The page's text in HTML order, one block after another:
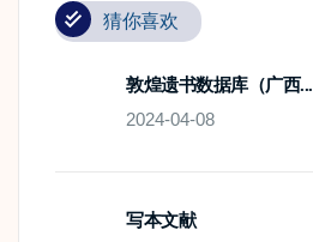
猜你喜欢
敦煌遗书数据库（广西...
2024-04-08
写本文献